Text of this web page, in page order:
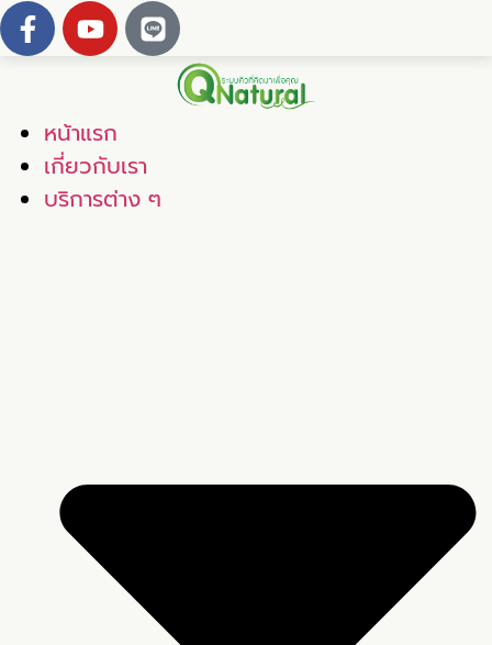
หน้าแรก
เกี่ยวกับเรา
บริการต่าง ๆ